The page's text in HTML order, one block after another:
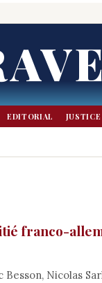
EDITORIAL JUSTICE
franco-
Nicolas